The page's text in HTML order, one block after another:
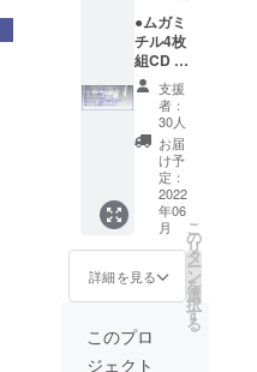
望の地
域でラ
イブが
行われ
るとは
限りま
せん
が、ご
了承く
ださ
い。 ●
アルバ
ムへの
お名前
備考欄
す。あ
らかじ
めご了
承くだ
さい。
●アルバ
ムへの
お名前
クレ
ジット
備考欄
にお名
前の
ローマ
入をよ
作権
等、ア
ルバム
と曲に
関して
発生す
る権利
はすべ
てムガ
ミチル
に帰属
するこ
ととな
りま
めご了
必要と
なりま
す。ご
了承く
ださ
い。 ●
アルバ
ムへの
お名前
クレ
ジット
備考欄
にお名
前の
のご記
音源
mp3ダ
ウン
ロード
（3曲予
定） ●
メン
バーか
らの御
礼のビ
デオレ
ター
●ムガミ
チル4枚
組CD ●
ライブ
へのご
招待
（限定
30名）
2022年
6月頃、
都内で
のライ
ブにご
招待い
たしま
イブの
詳細に
支援
者：
30人
お届
け予
定：
2022
年06
月
詳細を見る
こ
の
リ
タ
ー
ン
を
選
択
す
る
このプロ
ジェクト